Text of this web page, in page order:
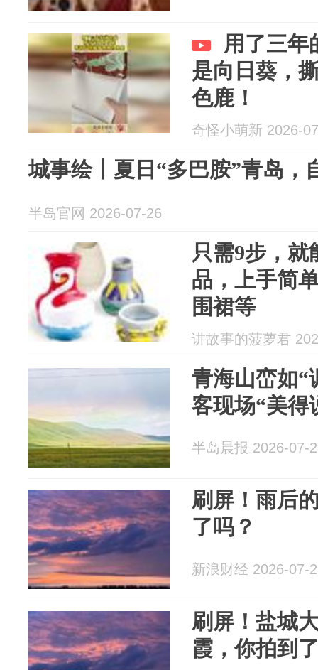
用了三年
是向日葵，
色鹿！
奇怪小萌新 2026-
城事绘丨夏日“多巴胺”青岛，
半岛官网 2026-07-26
只需9步，就
品，上手简
围裙等
讲故事的菠萝君
青海山峦如“
客现场“美得
半岛晨报 2026-07-
刷屏！雨后
了吗？
新浪财经 2026-07-
刷屏！盐城
霞，你拍到